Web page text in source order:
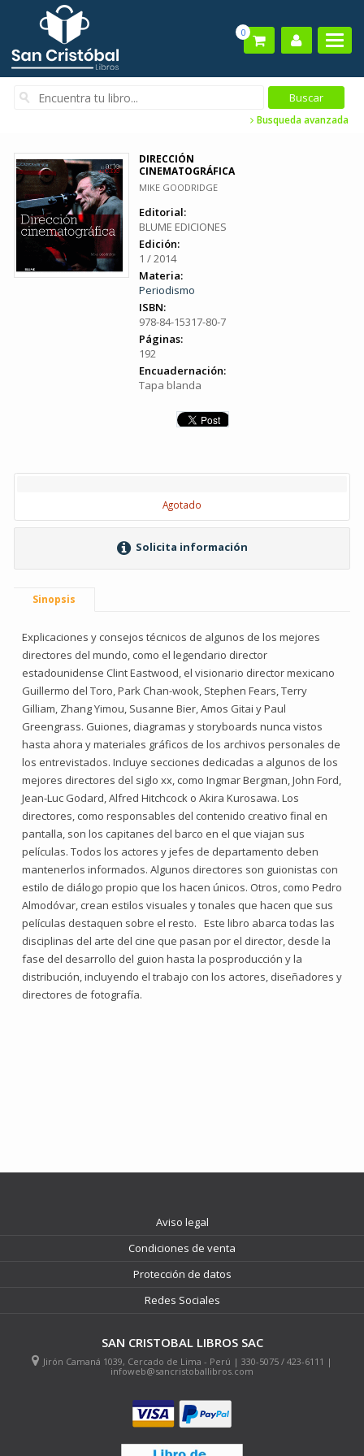
0
Busqueda avanzada
DIRECCIÓN
CINEMATOGRÁFICA
MIKE GOODRIDGE
Editorial:
BLUME EDICIONES
Edición:
1 / 2014
Materia:
Periodismo
ISBN:
978-84-15317-80-7
Páginas:
192
Encuadernación:
Tapa blanda
Agotado
Solicita información
Sinopsis
Explicaciones y consejos técnicos de algunos de los mejores
directores del mundo, como el legendario director
estadounidense Clint Eastwood, el visionario director mexicano
Guillermo del Toro, Park Chan-wook, Stephen Fears, Terry
Gilliam, Zhang Yimou, Susanne Bier, Amos Gitai y Paul
Greengrass. Guiones, diagramas y storyboards nunca vistos
hasta ahora y materiales gráficos de los archivos personales de
los entrevistados. Incluye secciones dedicadas a algunos de los
mejores directores del siglo xx, como Ingmar Bergman, John Ford,
Jean-Luc Godard, Alfred Hitchcock o Akira Kurosawa. Los
directores, como responsables del contenido creativo final en
pantalla, son los capitanes del barco en el que viajan sus
películas. Todos los actores y jefes de departamento deben
mantenerlos informados. Algunos directores son guionistas con
estilo de diálogo propio que los hacen únicos. Otros, como Pedro
Almodóvar, crean estilos visuales y tonales que hacen que sus
películas destaquen sobre el resto. Este libro abarca todas las
disciplinas del arte del cine que pasan por el director, desde la
fase del desarrollo del guion hasta la posproducción y la
distribución, incluyendo el trabajo con los actores, diseñadores y
directores de fotografía.
Aviso legal
Condiciones de venta
Protección de datos
Redes Sociales
SAN CRISTOBAL LIBROS SAC
Jirón Camaná 1039, Cercado de Lima - Perú | 330-5075 / 423-6111 |
infoweb@sancristoballibros.com